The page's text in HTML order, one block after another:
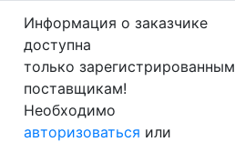
Информация о заказчике
доступна
только зарегистрированным
поставщикам!
Необходимо
авторизоваться или